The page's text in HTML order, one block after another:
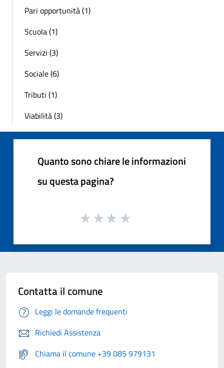
Pari opportunità (1)
Scuola (1)
Servizi (3)
Sociale (6)
Tributi (1)
Viabilità (3)
Quanto sono chiare le informazioni
su questa pagina?
Contatta il comune
Leggi le domande frequenti
Richiedi Assistenza
Chiama il comune +39 085 979131